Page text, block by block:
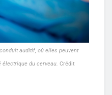
auditif, où elles peuvent
du cerveau. Crédit